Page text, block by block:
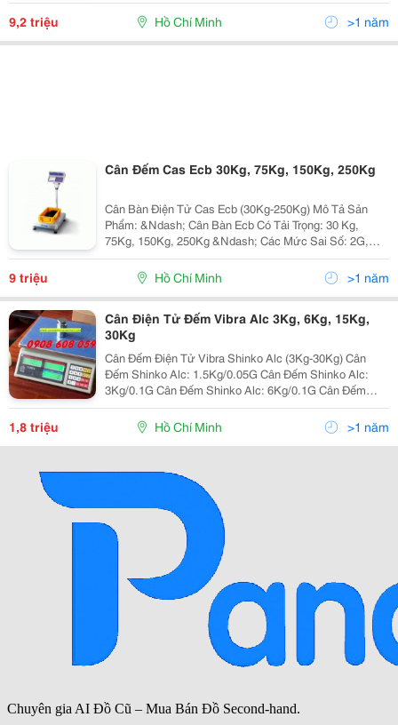
9,2 triệu Hồ Chí Minh >1 năm
Cân Đếm Cas Ecb 30Kg, 75Kg, 150Kg, 250Kg
Cân Bàn Điện Tử Cas Ecb (30Kg-250Kg) Mô Tả Sản
Phẩm: &Ndash; Cân Bàn Ecb Có Tải Trọng: 30 Kg,
75Kg, 150Kg, 250Kg &Ndash; Các Mức Sai Số: 2G,
5G, 10G, 20G. &Ndash; Khung Cân Được Làm Bằng
Thép Không Gỉ, Sơn Tĩnh Điện. &Ndash; Mặt Cân...
9 triệu Hồ Chí Minh >1 năm
Cân Điện Tử Đếm Vibra Alc 3Kg, 6Kg, 15Kg,
30Kg
Cân Đếm Điện Tử Vibra Shinko Alc (3Kg-30Kg) Cân
Đếm Shinko Alc: 1.5Kg/0.05G Cân Đếm Shinko Alc:
3Kg/0.1G Cân Đếm Shinko Alc: 6Kg/0.1G Cân Đếm
Shinko Alc: 10Kg/0.1G Cân Đếm Shinko Alc:
15Kg/0.5G Cân Đếm Shinko Alc: 30Kg/1G 1....
1,8 triệu Hồ Chí Minh >1 năm